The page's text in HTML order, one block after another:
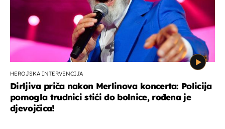
HEROJSKA INTERVENCIJA
Dirljiva priča nakon Merlinova koncerta: Policija
pomogla trudnici stići do bolnice, rođena je
djevojčica!